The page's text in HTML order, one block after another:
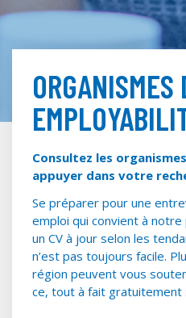
ORGANISMES
Consultez les
appuyer dans votre
Se préparer pour une
emploi qui convient à
un CV à jour selon les
n’est pas toujours facile.
région peuvent vous
ce, tout à fait gratuitement :